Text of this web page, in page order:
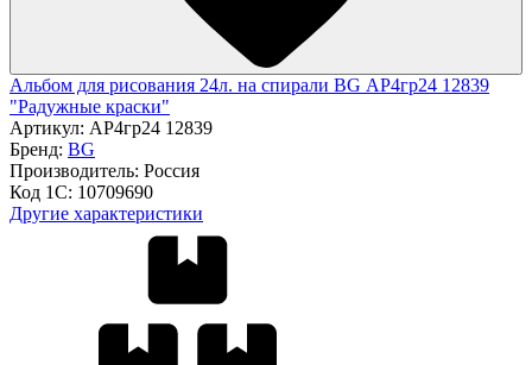
Альбом для рисования 24л. на спирали BG АР4гр24 12839
"Радужные краски"
Артикул: АР4гр24 12839
Бренд: BG
Производитель: Россия
Код 1С: 10709690
Другие характеристики